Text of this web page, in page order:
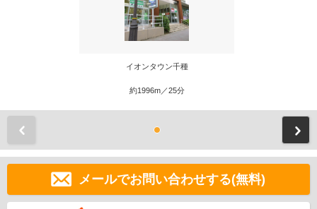
イオンタウン千種
約1996m／25分
メールでお問い合わせする(無料)